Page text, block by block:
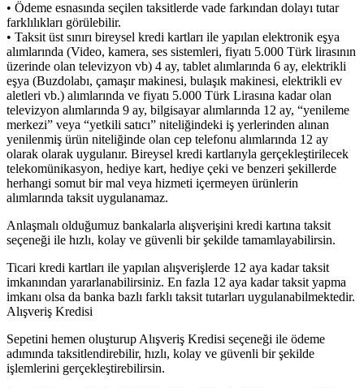
• Ödeme esnasında seçilen taksitlerde vade farkından dolayı tutar
farklılıkları görülebilir.
• Taksit üst sınırı bireysel kredi kartları ile yapılan elektronik eşya
alımlarında (Video, kamera, ses sistemleri, fiyatı 5.000 Türk lirasının
üzerinde olan televizyon vb) 4 ay, tablet alımlarında 6 ay, elektrikli
eşya (Buzdolabı, çamaşır makinesi, bulaşık makinesi, elektrikli ev
aletleri vb.) alımlarında ve fiyatı 5.000 Türk Lirasına kadar olan
televizyon alımlarında 9 ay, bilgisayar alımlarında 12 ay, “yenileme
merkezi” veya “yetkili satıcı” niteliğindeki iş yerlerinden alınan
yenilenmiş ürün niteliğinde olan cep telefonu alımlarında 12 ay
olarak olarak uygulanır. Bireysel kredi kartlarıyla gerçekleştirilecek
telekomünikasyon, hediye kart, hediye çeki ve benzeri şekillerde
herhangi somut bir mal veya hizmeti içermeyen ürünlerin
alımlarında taksit uygulanamaz.
Anlaşmalı olduğumuz bankalarla alışverişini kredi kartına taksit
seçeneği ile hızlı, kolay ve güvenli bir şekilde tamamlayabilirsin.
Ticari kredi kartları ile yapılan alışverişlerde 12 aya kadar taksit
imkanından yararlanabilirsiniz. En fazla 12 aya kadar taksit yapma
imkanı olsa da banka bazlı farklı taksit tutarları uygulanabilmektedir.
Alışveriş Kredisi
Sepetini hemen oluşturup Alışveriş Kredisi seçeneği ile ödeme
adımında taksitlendirebilir, hızlı, kolay ve güvenli bir şekilde
işlemlerini gerçekleştirebilirsin.